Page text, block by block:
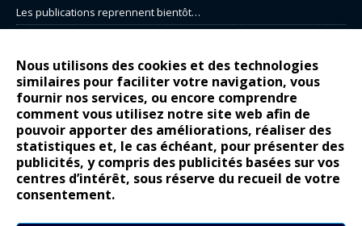
Nous utilisons des cookies et des technologies
similaires pour faciliter votre navigation, vous
fournir nos services, ou encore comprendre
comment vous utilisez notre site web afin de
pouvoir apporter des améliorations, réaliser des
statistiques et, le cas échéant, pour présenter des
publicités, y compris des publicités basées sur vos
centres d’intérêt, sous réserve du recueil de votre
consentement.
Les publications reprennent bientôt…
14 juillet : nouveau film de marque pour Citroën
Renault Espace : voyage, voyage…
Peugeot E-208 GTi : naissance d’une légende
COMMENTAIRES RÉCENTS
Bernard DardartdansDacia Sandero : pour les gens vrais